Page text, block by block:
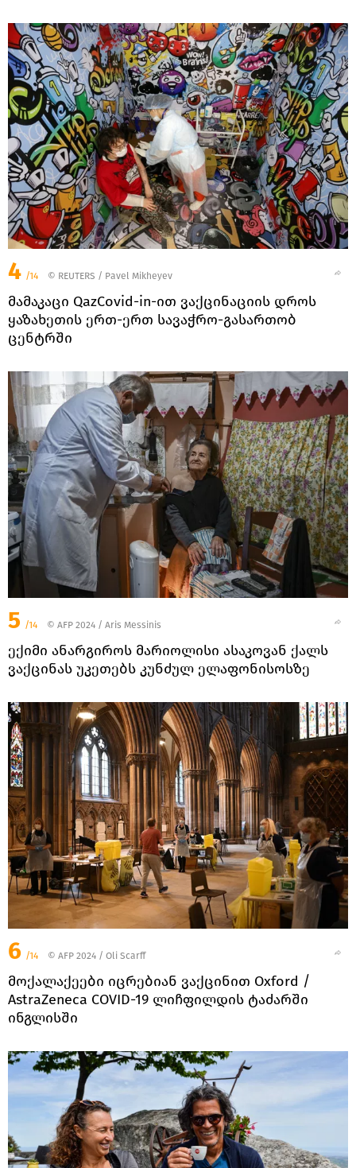
4 /14 © REUTERS / Pavel Mikheyev
მამაკაცი QazCovid-in-ით ვაქცინაციის დროს
ყაზახეთის ერთ-ერთ სავაჭრო-გასართობ
ცენტრში
5 /14 © AFP 2024 / Aris Messinis
ექიმი ანარგიროს მარიოლისი ასაკოვან ქალს
ვაქცინას უკეთებს კუნძულ ელაფონისოსზე
6 /14 © AFP 2024 / Oli Scarff
მოქალაქეები იცრებიან ვაქცინით Oxford /
AstraZeneca COVID-19 ლიჩფილდის ტაძარში
ინგლისში